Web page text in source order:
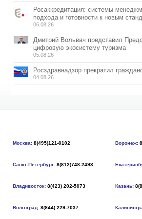
Росаккредитация: системы
подхода и готовности к новым
06.08.26
Дмитрий Вольвач представил
цифровую экосистему туризма
05.08.26
Росздравнадзор прекратил
04.08.26
Москва: 8(495)121-0102 Воронеж:
Санкт-Петербург: 8(812)748-2493
Владивосток: 8(423) 202-5073 Казань:
Волгоград: 8(844) 229-7037